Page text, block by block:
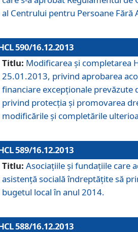
al Centrului pentru Persoane Fără
590/16.12.2013
Titlu: Modificarea şi completarea
25.01.2013, privind aprobarea
financiare excepţionale prevăzute
privind protecţia şi promovarea
modificările şi completările
589/16.12.2013
Titlu: Asociaţiile şi fundaţiile care
asistenţă socială îndreptăţite să
bugetul local în anul 2014.
588/16.12.2013